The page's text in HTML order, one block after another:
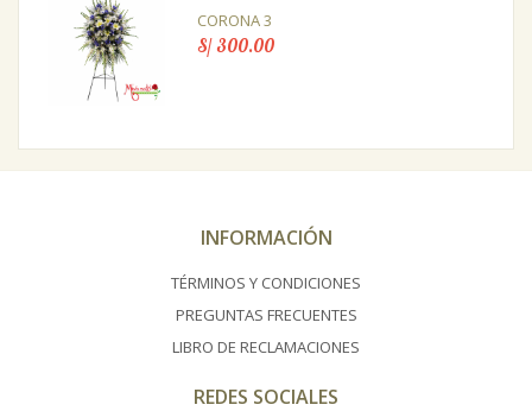
CORONA 3
S/ 300.00
INFORMACIÓN
TÉRMINOS Y CONDICIONES
PREGUNTAS FRECUENTES
LIBRO DE RECLAMACIONES
REDES SOCIALES